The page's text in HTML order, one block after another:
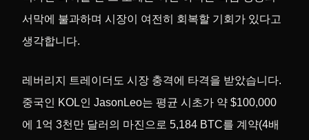
서막에 불과하며 시장이 여전히 회복할 기회가 있다고
생각합니다.
레버리지 트레이더도 시장 충격에 타격을 받았습니다.
중국인 KOL인 JasonLeo는 평균 시초가 약 $100,000
에 1억 3천만 달러의 마진으로 5,184 BTC를 계약(4배